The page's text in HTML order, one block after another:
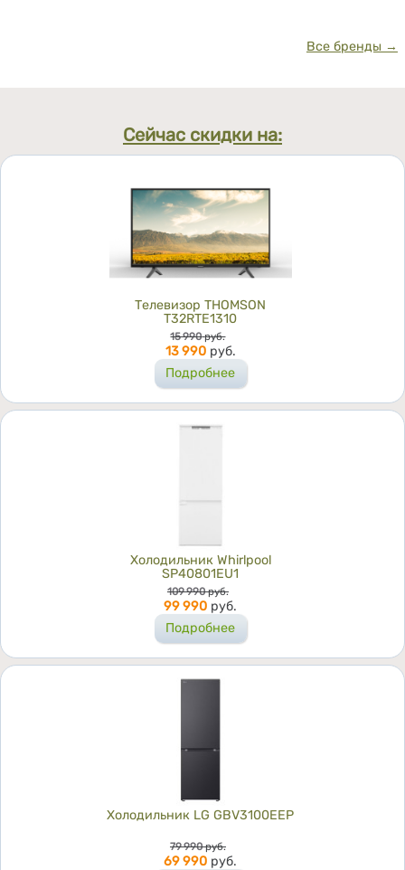
Все бренды →
Сейчас скидки на:
Телевизор THOMSON
T32RTE1310
Цена
15 990 руб.
13 990 руб.
Подробнее
Холодильник Whirlpool
SP40801EU1
Цена
109 990 руб.
99 990 руб.
Подробнее
Холодильник LG GBV3100EEP
Цена
79 990 руб.
69 990 руб.